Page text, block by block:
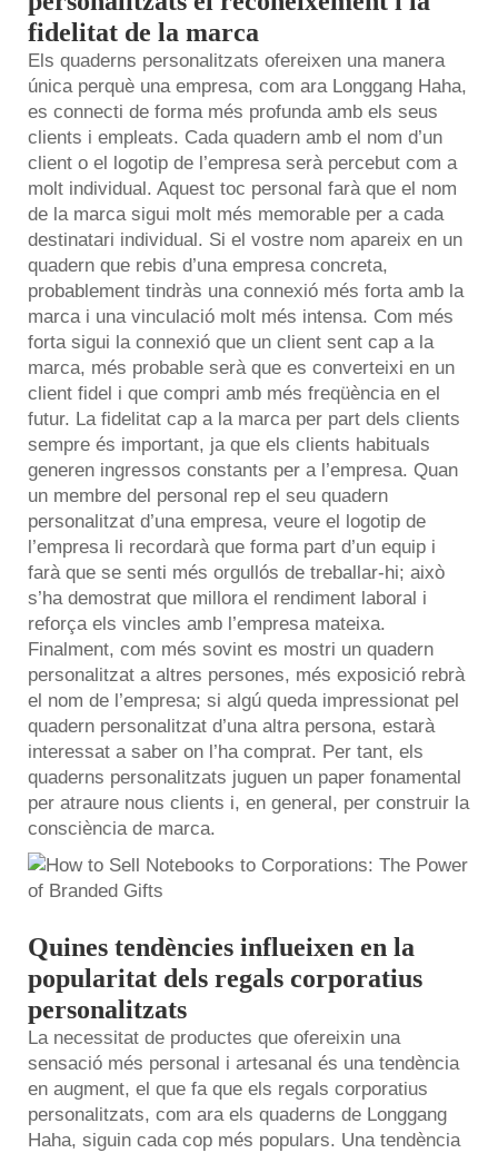
fidelitat de la marca
Els quaderns personalitzats ofereixen una manera
única perquè una empresa, com ara Longgang Haha,
es connecti de forma més profunda amb els seus
clients i empleats. Cada quadern amb el nom d’un
client o el logotip de l’empresa serà percebut com a
molt individual. Aquest toc personal farà que el nom
de la marca sigui molt més memorable per a cada
destinatari individual. Si el vostre nom apareix en un
quadern que rebis d’una empresa concreta,
probablement tindràs una connexió més forta amb la
marca i una vinculació molt més intensa. Com més
forta sigui la connexió que un client sent cap a la
marca, més probable serà que es converteixi en un
client fidel i que compri amb més freqüència en el
futur. La fidelitat cap a la marca per part dels clients
sempre és important, ja que els clients habituals
generen ingressos constants per a l’empresa. Quan
un membre del personal rep el seu quadern
personalitzat d’una empresa, veure el logotip de
l’empresa li recordarà que forma part d’un equip i
farà que se senti més orgullós de treballar-hi; això
s’ha demostrat que millora el rendiment laboral i
reforça els vincles amb l’empresa mateixa.
Finalment, com més sovint es mostri un quadern
personalitzat a altres persones, més exposició rebrà
el nom de l’empresa; si algú queda impressionat pel
quadern personalitzat d’una altra persona, estarà
interessat a saber on l’ha comprat. Per tant, els
quaderns personalitzats juguen un paper fonamental
per atraure nous clients i, en general, per construir la
consciència de marca.
Quines tendències influeixen en la
popularitat dels regals corporatius
personalitzats
La necessitat de productes que ofereixin una
sensació més personal i artesanal és una tendència
en augment, el que fa que els regals corporatius
personalitzats, com ara els quaderns de Longgang
Haha, siguin cada cop més populars. Una tendència